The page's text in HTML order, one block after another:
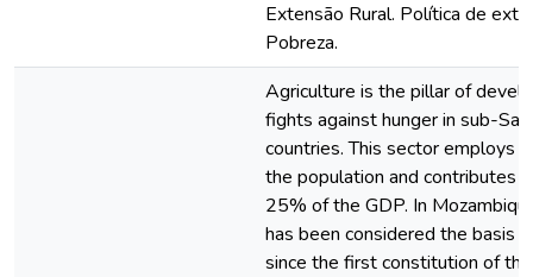
Extensão Rural. Política de
Pobreza.
Agriculture is the pillar of
fights against hunger in sub-
countries. This sector employs
the population and contributes
25% of the GDP. In
has been considered the basis
since the first constitution of